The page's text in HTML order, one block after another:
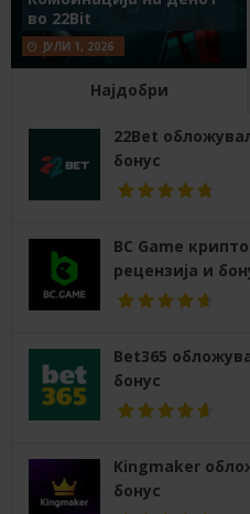
во 22Bit
ЈУЛИ 1, 2026
Најдобри
22Bet
бонус
BC Game
рецензија и
Bet365
бонус
Kingmaker
бонус